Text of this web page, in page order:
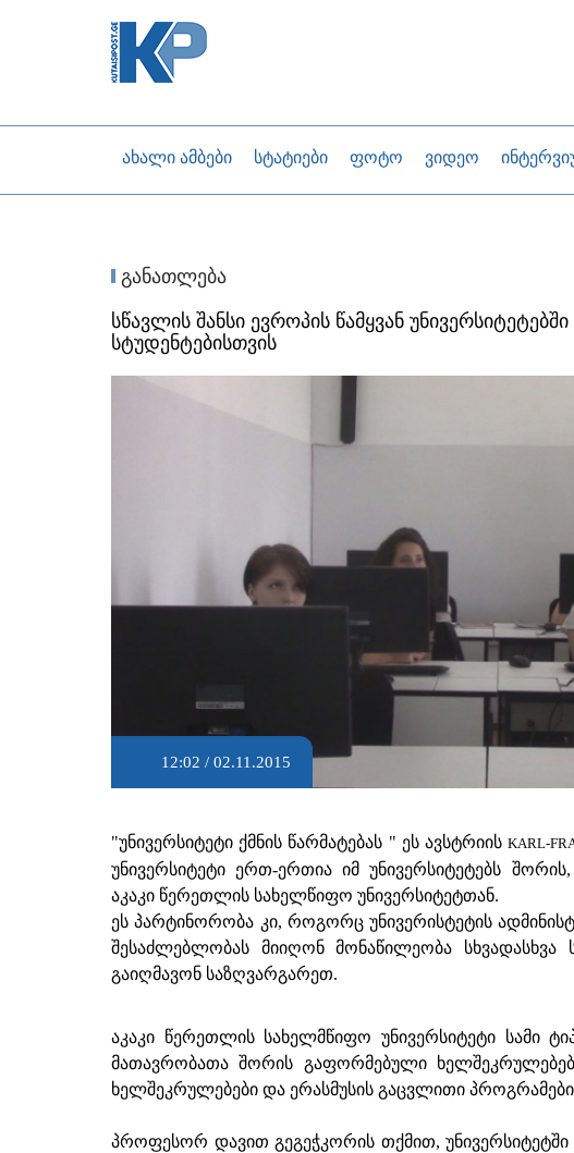
ახალი ამბები სტატიები ფოტო ვიდეო
განათლება
სწავლის შანსი ევროპის წამყვან
სტუდენტებისთვის
12:02 / 02.11.2015
"უნივერსიტეტი ქმნის წარმატებას " ეს ავსტრიისKARL-
უნივერსიტეტი ერთ-ერთია იმ უნივერსიტეტებს
აკაკი წერეთლის სახელწიფო უნივერსიტეტთან.
ეს პარტინორობა კი, როგორც უნივერისტეტის
შესაძლებლობას მიიღონ მონაწილეობა
გაიღმავონ საზღვარგარეთ.
აკაკი წერეთლის სახელმწიფო უნივერსიტეტი სამი
მათავრობათა შორის გაფორმებული
ხელშეკრულებები და ერასმუსის გაცვლითი
პროფესორ დავით გეგეჭკორის თქმით, უნივერსიტეტში